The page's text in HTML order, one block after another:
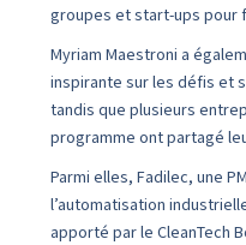
groupes et start-ups pour
Myriam Maestroni a
inspirante sur les défis et
tandis que plusieurs
programme ont partagé
Parmi elles, Fadilec, une
l’automatisation
apporté par le CleanTech